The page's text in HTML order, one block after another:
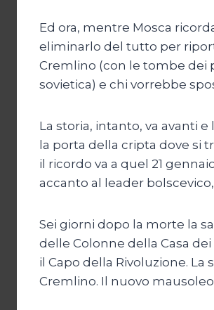
Ed ora, mentre Mosca
eliminarlo del tutto per
Cremlino (con le tombe dei
sovietica) e chi vorrebbe
La storia, intanto, va avanti
la porta della cripta dove si
il ricordo va a quel 21
accanto al leader
Sei giorni dopo la morte la
delle Colonne della Casa
il Capo della Rivoluzione.
Cremlino. Il nuovo